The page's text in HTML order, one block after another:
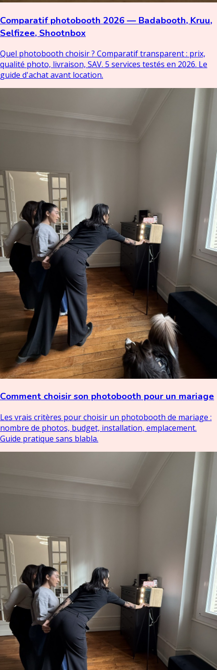
Comparatif photobooth 2026 — Badabooth, Kruu,
Selfizee, Shootnbox
Quel photobooth choisir ? Comparatif transparent : prix,
qualité photo, livraison, SAV. 5 services testés en 2026. Le
guide d'achat avant location.
Comment choisir son photobooth pour un mariage
Les vrais critères pour choisir un photobooth de mariage :
nombre de photos, budget, installation, emplacement.
Guide pratique sans blabla.